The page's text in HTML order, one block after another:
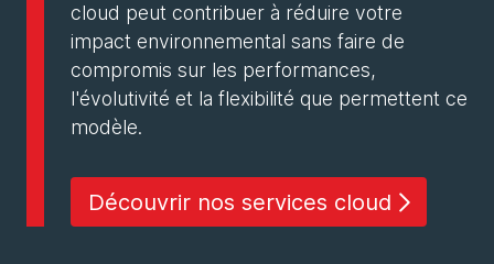
cloud peut contribuer à réduire votre
impact environnemental sans faire de
compromis sur les performances,
l'évolutivité et la flexibilité que permettent ce
modèle.
Découvrir nos services cloud